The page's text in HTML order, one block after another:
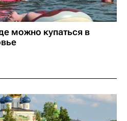
можно купаться в